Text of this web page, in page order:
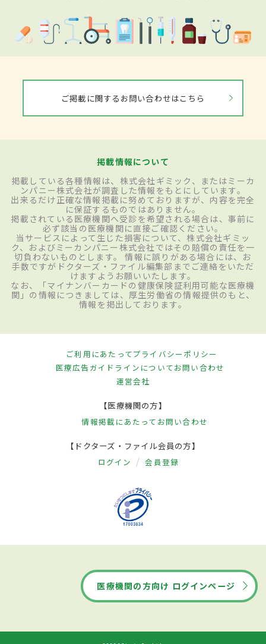
ご掲載に関するお問い合わせはこちら
掲載情報について
掲載している各種情報は、株式会社ギミック、またはミーカ
ンパニー株式会社が調査した情報をもとにしています。
出来るだけ正確な情報掲載に努めておりますが、内容を完全
に保証するものではありません。
掲載されている医療機関へ受診を希望される場合は、事前に
必ず該当の医療機関に直接ご確認ください。
当サービスによって生じた損害について、株式会社ギミッ
ク、およびミーカンパニー株式会社ではその賠償の責任を一
切負わないものとします。 情報に誤りがある場合には、お
手数ですがドクターズ・ファイル編集部までご連絡をいただ
けますようお願いいたします。
なお、「マイナンバーカードの健康保険証利用可能な医療機
関」の情報につきましては、厚生労働省の情報提供のもと、
情報を掲出しております。
ご利用にあたってプライバシーポリシー
医療広告ガイドラインについてお問い合わせ
運営会社
【医療機関の方】
情報掲載にあたって お問い合わせ
【ドクターズ・ファイル会員の方】
ログイン 会員登録
医療機関の方向け ログインページ